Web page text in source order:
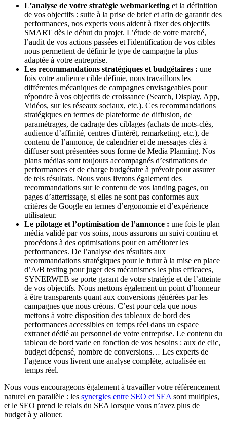
L’analyse de votre stratégie webmarketing et la définition
de vos objectifs : suite à la prise de brief et afin de garantir des
performances, nos experts vous aident à fixer des objectifs
SMART dès le début du projet. L’étude de votre marché,
l’audit de vos actions passées et l'identification de vos cibles
nous permettent de définir le type de campagne la plus
adaptée à votre entreprise.
Les recommandations stratégiques et budgétaires : une
fois votre audience cible définie, nous travaillons les
différentes mécaniques de campagnes envisageables pour
répondre à vos objectifs de croissance (Search, Display, App,
Vidéos, sur les réseaux sociaux, etc.). Ces recommandations
stratégiques en termes de plateforme de diffusion, de
paramétrages, de cadrage des ciblages (achats de mots-clés,
audience d’affinité, centres d'intérêt, remarketing, etc.), de
contenu de l’annonce, de calendrier et de messages clés à
diffuser sont présentées sous forme de Media Planning. Nos
plans médias sont toujours accompagnés d’estimations de
performances et de charge budgétaire à prévoir pour assurer
de tels résultats. Nous vous livrons également des
recommandations sur le contenu de vos landing pages, ou
pages d’atterrissage, si elles ne sont pas conformes aux
critères de Google en termes d’ergonomie et d’expérience
utilisateur.
Le pilotage et l’optimisation de l’annonce : une fois le plan
média validé par vos soins, nous assurons un suivi continu et
procédons à des optimisations pour en améliorer les
performances. De l’analyse des résultats aux
recommandations stratégiques pour le futur à la mise en place
d’A/B testing pour juger des mécanismes les plus efficaces,
SYNERWEB se porte garant de votre stratégie et de l’atteinte
de vos objectifs. Nous mettons également un point d’honneur
à être transparents quant aux conversions générées par les
campagnes que nous créons. C’est pour cela que nous
mettons à votre disposition des tableaux de bord des
performances accessibles en temps réel dans un espace
extranet dédié au personnel de votre entreprise. Le contenu du
tableau de bord varie en fonction de vos besoins : aux de clic,
budget dépensé, nombre de conversions… Les experts de
l’agence vous livrent une analyse complète, actualisée en
temps réel.
Nous vous encourageons également à travailler votre référencement
naturel en parallèle : les synergies entre SEO et SEA sont multiples,
et le SEO prend le relais du SEA lorsque vous n’avez plus de
budget à y allouer.